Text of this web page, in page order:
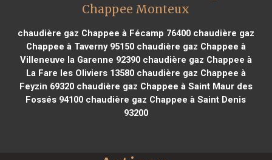
Chappee Monteux
chaudière gaz Chappee à Fécamp 76400chaudière gaz
Chappee à Taverny 95150chaudière gaz Chappee à
Villeneuve la Garenne 92390chaudière gaz Chappee à
La Fare les Oliviers 13580chaudière gaz Chappee à
Feyzin 69320chaudière gaz Chappee à Saint Maur des
Fossés 94100 chaudière gaz Chappee à Saint Denis
93200